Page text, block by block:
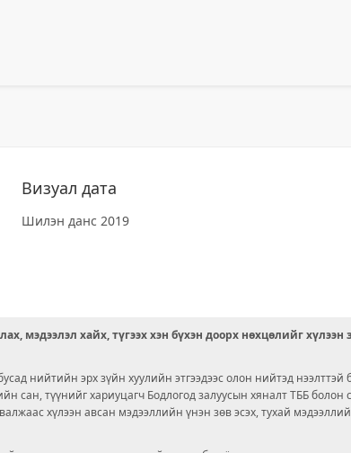
Визуал дата
Шилэн данс 2019
мэдээлэл хайх, түгээх хэн бүхэн доорх нөхцөлийг
нийтийн эрх зүйн хуулийн этгээдээс олон нийтэд
сан, түүнийг хариуцагч Бодлогод залуусын хяналт ТББ
хүлээн авсан мэдээллийн үнэн зөв эсэх, тухай